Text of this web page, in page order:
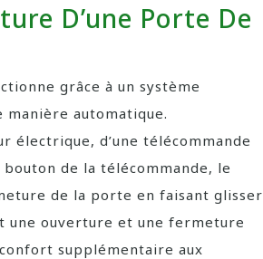
D’une Porte De
grâce à un système
automatique.
électrique, d’une télécommande
de la télécommande, le
de la porte en faisant glisser
une ouverture et une fermeture
supplémentaire aux